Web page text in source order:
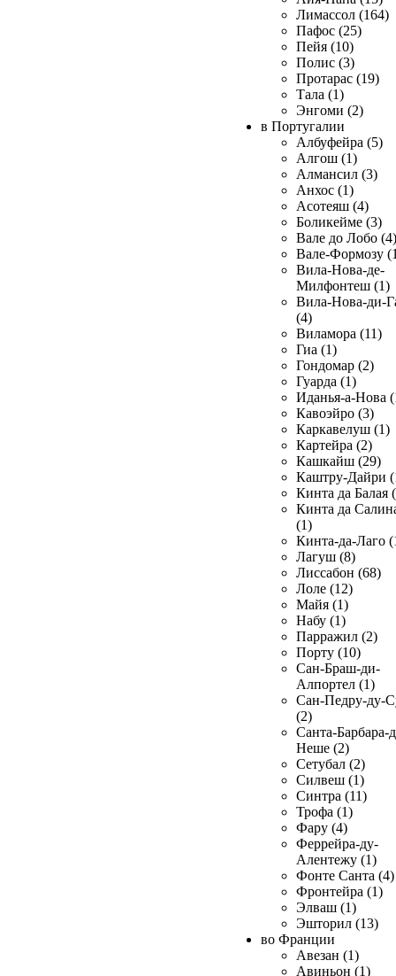
Лимассол (164)
Пафос (25)
Пейя (10)
Полис (3)
Протарас (19)
Тала (1)
Энгоми (2)
в Португалии
Албуфейра (5)
Алгош (1)
Алмансил (3)
Анхос (1)
Асотеяш (4)
Боликейме (3)
Вале до Лобо (4)
Вале-Формозу
Вила-Нова-де-
Милфонтеш (1)
Вила-Нова-ди-
(4)
Виламора (11)
Гиа (1)
Гондомар (2)
Гуарда (1)
Иданья-а-Нова
Кавоэйро (3)
Каркавелуш (1)
Картейра (2)
Кашкайш (29)
Каштру-Дайри
Кинта да Балая
Кинта да
(1)
Кинта-да-Лаго
Лагуш (8)
Лиссабон (68)
Лоле (12)
Майя (1)
Набу (1)
Парражил (2)
Порту (10)
Сан-Браш-ди-
Алпортел (1)
Сан-Педру-ду-
(2)
Санта-Барбара-
Неше (2)
Сетубал (2)
Силвеш (1)
Синтра (11)
Трофа (1)
Фару (4)
Феррейра-ду-
Алентежу (1)
Фонте Санта (4)
Фронтейра (1)
Элваш (1)
Эшторил (13)
во Франции
Авезан (1)
Авиньон (1)